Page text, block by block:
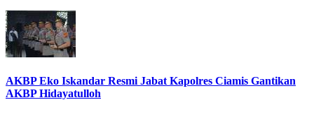
AKBP Eko Iskandar Resmi Jabat Kapolres Ciamis Gantikan
AKBP Hidayatulloh